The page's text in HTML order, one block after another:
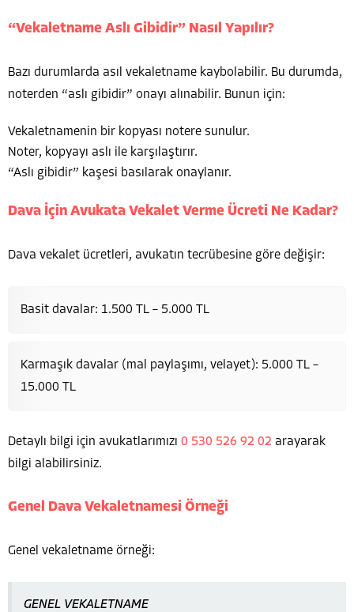
“Vekaletname Aslı Gibidir” Nasıl Yapılır?
Bazı durumlarda asıl vekaletname kaybolabilir. Bu durumda,
noterden “aslı gibidir” onayı alınabilir. Bunun için:
Vekaletnamenin bir kopyası notere sunulur.
Noter, kopyayı aslı ile karşılaştırır.
“Aslı gibidir” kaşesi basılarak onaylanır.
Dava İçin Avukata Vekalet Verme Ücreti Ne Kadar?
Dava vekalet ücretleri, avukatın tecrübesine göre değişir:
Basit davalar: 1.500 TL – 5.000 TL
Karmaşık davalar (mal paylaşımı, velayet): 5.000 TL –
15.000 TL
Detaylı bilgi için avukatlarımızı 0 530 526 92 02 arayarak
bilgi alabilirsiniz.
Genel Dava Vekaletnamesi Örneği
Genel vekaletname örneği:
GENEL VEKALETNAME